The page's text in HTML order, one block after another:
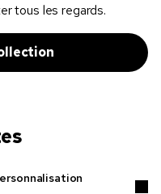
tous les regards.